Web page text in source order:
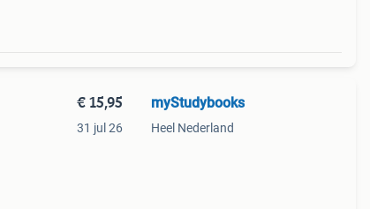
€ 15,95
31 jul 26
myStudybooks
Heel Nederland